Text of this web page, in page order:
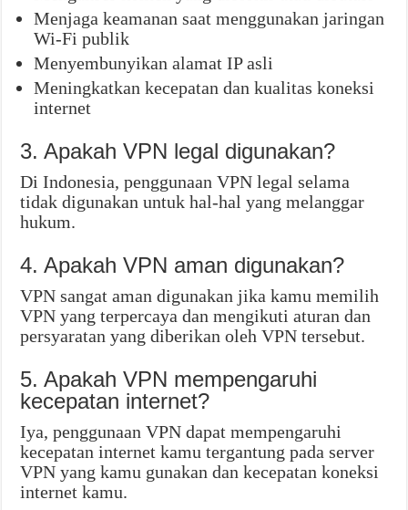
Menjaga keamanan saat menggunakan jaringan
Wi-Fi publik
Menyembunyikan alamat IP asli
Meningkatkan kecepatan dan kualitas koneksi
internet
3. Apakah VPN legal digunakan?
Di Indonesia, penggunaan VPN legal selama
tidak digunakan untuk hal-hal yang melanggar
hukum.
4. Apakah VPN aman digunakan?
VPN sangat aman digunakan jika kamu memilih
VPN yang terpercaya dan mengikuti aturan dan
persyaratan yang diberikan oleh VPN tersebut.
5. Apakah VPN mempengaruhi
kecepatan internet?
Iya, penggunaan VPN dapat mempengaruhi
kecepatan internet kamu tergantung pada server
VPN yang kamu gunakan dan kecepatan koneksi
internet kamu.